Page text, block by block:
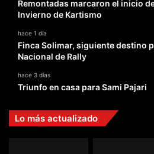
Remontadas marcaron el inicio
Invierno de Kartismo
hace 1 día
Finca Solimar, siguiente destino
Nacional de Rally
hace 3 días
Triunfo en casa para Sami Pajari
Lo más actualizado